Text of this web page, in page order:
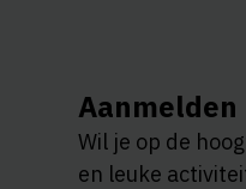
Wil je op de
en leuke